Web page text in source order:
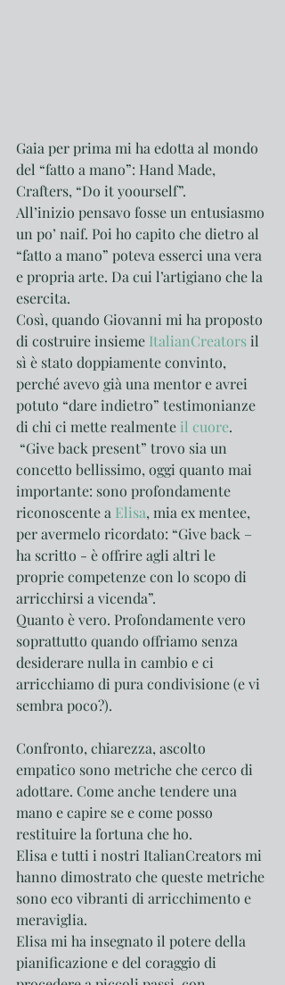
Gaia per prima mi ha edotta al mondo
del “fatto a mano”: Hand Made,
Crafters, “Do it yoourself”.
All’inizio pensavo fosse un entusiasmo
un po’ naif. Poi ho capito che dietro al
“fatto a mano” poteva esserci una vera
e propria arte. Da cui l’artigiano che la
esercita.
Così, quando Giovanni mi ha proposto
di costruire insieme ItalianCreators il
sì è stato doppiamente convinto,
perché avevo già una mentor e avrei
potuto “dare indietro” testimonianze
di chi ci mette realmente il cuore.
concetto bellissimo, oggi quanto mai
importante: sono profondamente
riconoscente a Elisa, mia ex mentee,
per avermelo ricordato: “Give back –
ha scritto - è offrire agli altri le
proprie competenze con lo scopo di
arricchirsi a vicenda”.
Quanto è vero. Profondamente vero
soprattutto quando offriamo senza
desiderare nulla in cambio e ci
arricchiamo di pura condivisione (e vi
sembra poco?).
Confronto, chiarezza, ascolto
empatico sono metriche che cerco di
adottare. Come anche tendere una
mano e capire se e come posso
restituire la fortuna che ho.
Elisa e tutti i nostri ItalianCreators mi
hanno dimostrato che queste metriche
sono eco vibranti di arricchimento e
meraviglia.
Elisa mi ha insegnato il potere della
pianificazione e del coraggio di